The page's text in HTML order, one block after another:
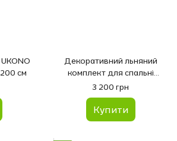
см
Декоративний льняний
комплект для спальні
(ковдра + 2 подушки)
100x140
3 200 грн
Купити